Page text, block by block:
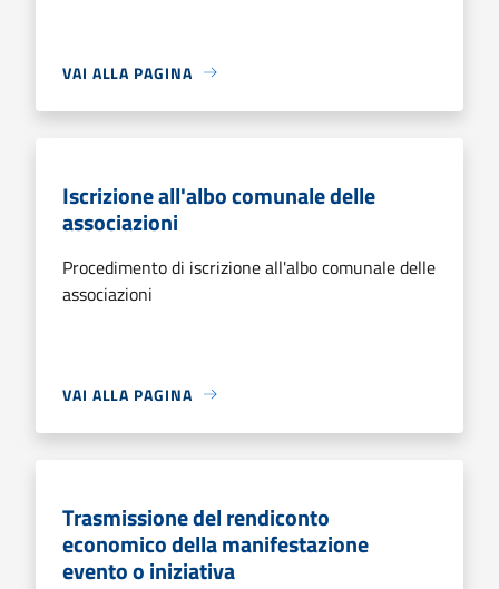
VAI ALLA PAGINA
Iscrizione all'albo comunale delle
associazioni
Procedimento di iscrizione all'albo comunale delle
associazioni
VAI ALLA PAGINA
Trasmissione del rendiconto
economico della manifestazione
evento o iniziativa